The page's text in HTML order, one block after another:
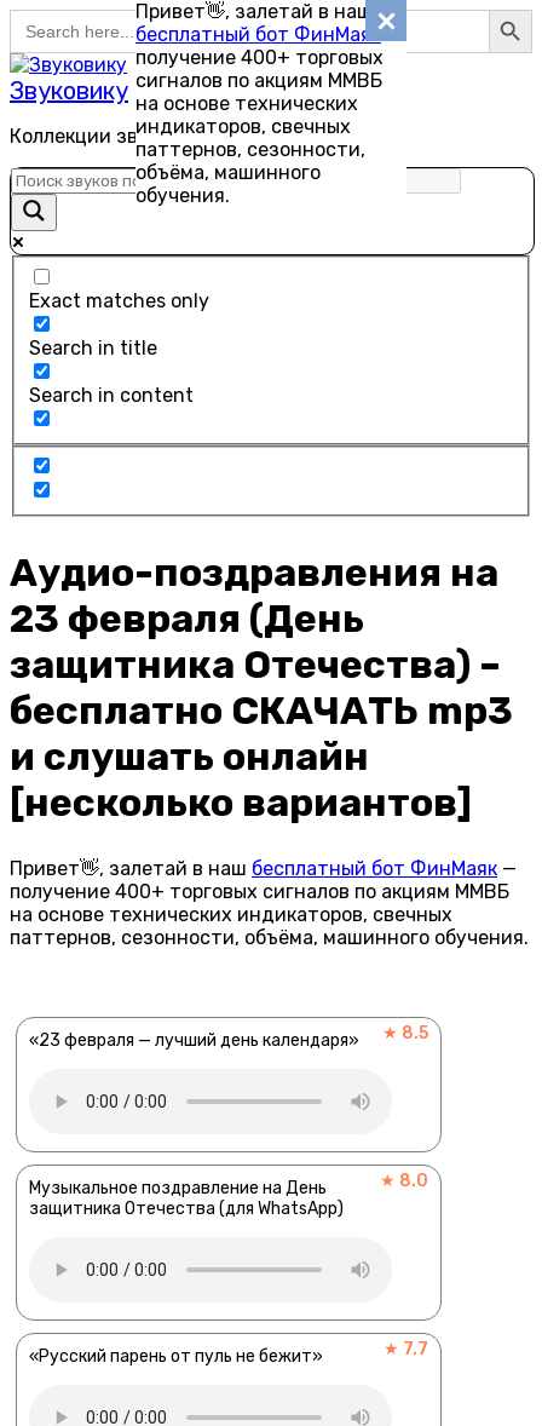
Привет👋, залетай в наш
бесплатный бот ФинМаяк—
получение 400+ торговых
сигналов по акциям ММВБ
на основе технических
индикаторов, свечных
паттернов, сезонности,
объёма, машинного
обучения.
Перейти
содержанию
Search
for:
Search Button
Звуковику
Коллекции звуков для скачивания
Exact matches only
Search in title
Search in content
Аудио-поздравления на
23 февраля (День
защитника Отечества) –
бесплатно СКАЧАТЬ mp3
и слушать онлайн
[несколько вариантов]
Привет👋, залетай в наш бесплатный бот ФинМаяк —
получение 400+ торговых сигналов по акциям ММВБ
на основе технических индикаторов, свечных
паттернов, сезонности, объёма, машинного обучения.
«23 февраля — лучший день календаря» ★ 8.5
Музыкальное поздравление на День
защитника Отечества (для WhatsApp)
★ 8.0
«Русский парень от пуль не бежит» ★ 7.7